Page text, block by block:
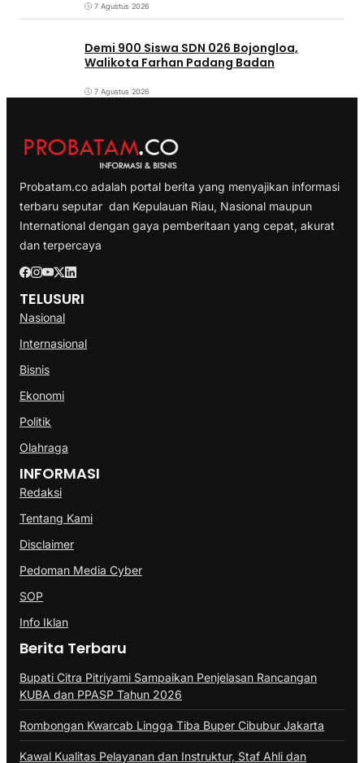
7 Agustus 2026
Demi 900 Siswa SDN 026 Bojongloa,
Walikota Farhan Padang Badan
7 Agustus 2026
Probatam.co adalah portal berita yang menyajikan informasi
terbaru seputar dan Kepulauan Riau, Nasional maupun
International dengan gaya pemberitaan yang cepat, akurat
dan terpercaya
TELUSURI
Nasional
Internasional
Bisnis
Ekonomi
Politik
Olahraga
INFORMASI
Redaksi
Tentang Kami
Disclaimer
Pedoman Media Cyber
SOP
Info Iklan
Berita Terbaru
Bupati Citra Pitriyami Sampaikan Penjelasan Rancangan
KUBA dan PPASP Tahun 2026
Rombongan Kwarcab Lingga Tiba Buper Cibubur Jakarta
Kawal Kualitas Pelayanan dan Instruktur, Staf Ahli dan